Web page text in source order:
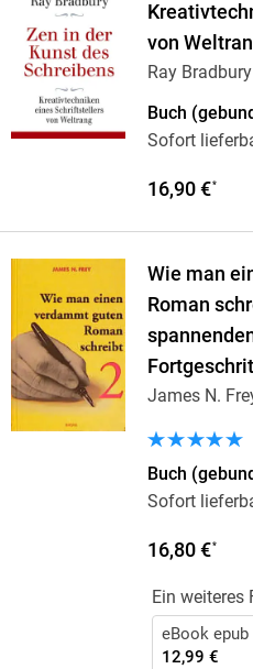
von
Ray Bradbury
Buch
Sofort
16,90 €*
Wie man
Roman
James N.
Buch
Sofort
16,80 €*
Ein weiteres
eBook epub
12,99 €